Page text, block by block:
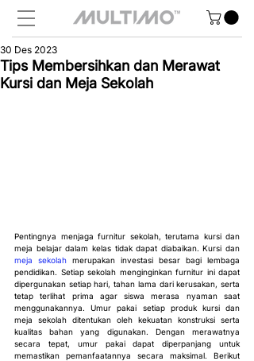
Tips Membersihkan dan Merawat
Kursi dan Meja Sekolah
30 Des 2023
Pentingnya menjaga furnitur sekolah, terutama kursi dan
meja sekolah merupakan investasi besar bagi lembaga
pendidikan. Setiap sekolah menginginkan furnitur ini dapat
dipergunakan setiap hari, tahan lama dari kerusakan, serta
tetap terlihat prima agar siswa merasa nyaman saat
menggunakannya. Umur pakai setiap produk kursi dan
meja sekolah ditentukan oleh kekuatan konstruksi serta
kualitas bahan yang digunakan. Dengan merawatnya
secara tepat, umur pakai dapat diperpanjang untuk
memastikan pemanfaatannya secara maksimal. Berikut